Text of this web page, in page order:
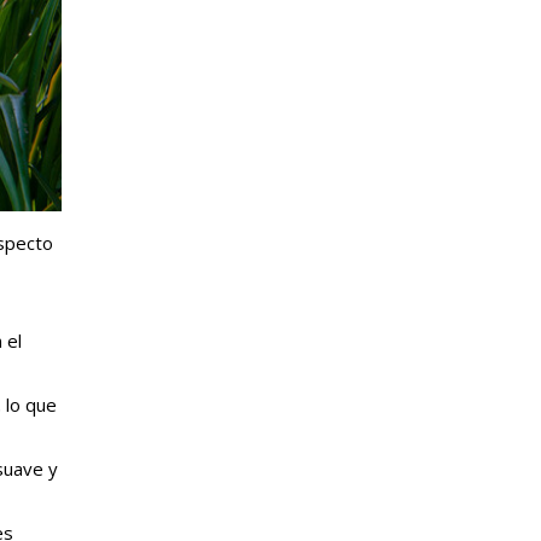
el
que
y